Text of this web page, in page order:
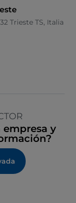
Trieste TS, Italia
empresa y